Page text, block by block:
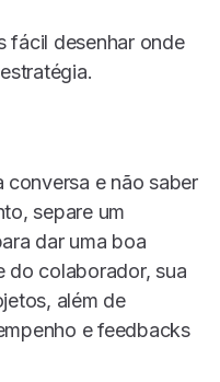
fácil desenhar onde
conversa e não saber
separe um
dar uma boa
do colaborador, sua
além de
e feedbacks